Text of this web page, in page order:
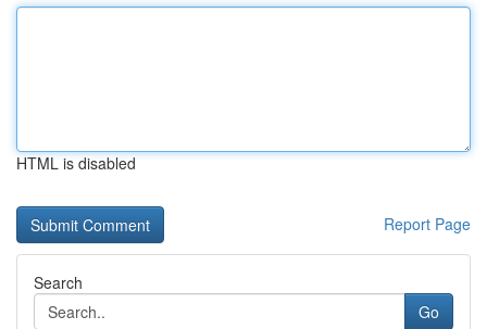
HTML is disabled
Report Page
Search
Go